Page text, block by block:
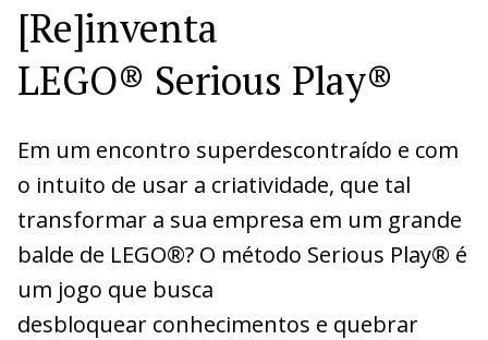
[Re]inventa
LEGO® Serious Play®
Em um encontro superdescontraído e com
o intuito de usar a criatividade, que tal
transformar a sua empresa em um grande
balde de LEGO®? O método Serious Play® é
um jogo que busca
desbloquear conhecimentos e quebrar